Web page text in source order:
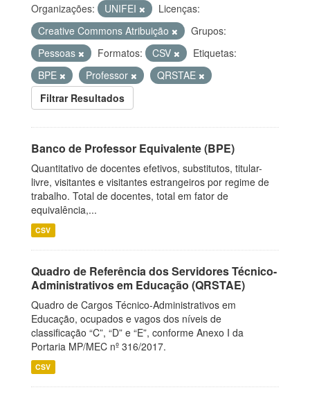
Organizações: UNIFEI
Licenças:
Creative Commons Atribuição
Grupos:
Pessoas
Formatos: CSV
Etiquetas:
BPE
Professor
QRSTAE
Filtrar Resultados
Banco de Professor Equivalente (BPE)
Quantitativo de docentes efetivos, substitutos, titular-
livre, visitantes e visitantes estrangeiros por regime de
trabalho. Total de docentes, total em fator de
equivalência,...
CSV
Quadro de Referência dos Servidores Técnico-
Administrativos em Educação (QRSTAE)
Quadro de Cargos Técnico-Administrativos em
Educação, ocupados e vagos dos níveis de
classificação “C”, “D” e “E”, conforme Anexo I da
Portaria MP/MEC nº 316/2017.
CSV